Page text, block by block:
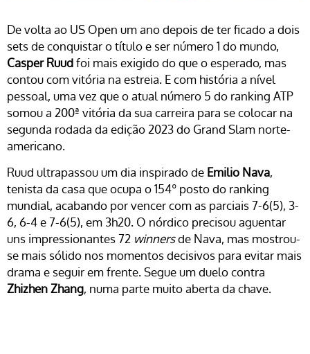
De volta ao US Open um ano depois de ter ficado a dois
sets de conquistar o título e ser número 1 do mundo,
Casper Ruudfoi mais exigido do que o esperado, mas
contou com vitória na estreia. E com história a nível
pessoal, uma vez que o atual número 5 do ranking ATP
somou a 200ª vitória da sua carreira para se colocar na
segunda rodada da edição 2023 do Grand Slam norte-
americano.
Ruud ultrapassou um dia inspirado de Emilio Nava,
tenista da casa que ocupa o 154º posto do ranking
mundial, acabando por vencer com as parciais 7-6(5), 3-
6, 6-4 e 7-6(5), em 3h20. O nórdico precisou aguentar
uns impressionantes 72 winnersde Nava, mas mostrou-
se mais sólido nos momentos decisivos para evitar mais
drama e seguir em frente. Segue um duelo contra
Zhizhen Zhang, numa parte muito aberta da chave.